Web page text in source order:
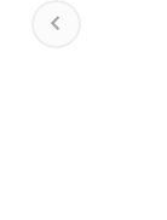
Previous